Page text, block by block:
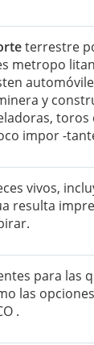
terrestre
metropo
y
toros
impor -
vivos,
resulta
para las
las
.